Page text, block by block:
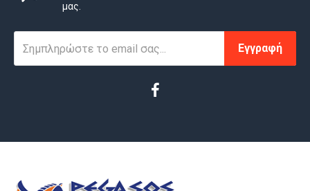
μας.
Εγγραφή